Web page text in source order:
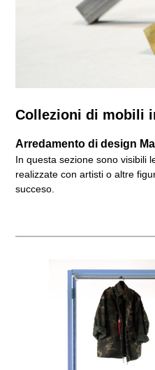
Collezioni di mobili
Arredamento di design
In questa sezione sono visibili
realizzate con artisti o altre
succeso.